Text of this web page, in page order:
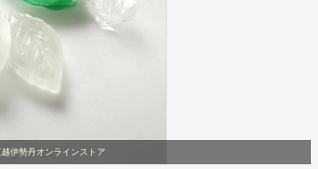
伊勢丹オンラインストア